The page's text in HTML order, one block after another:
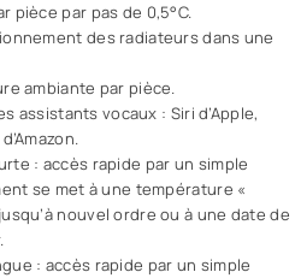
pièce par pas de 0,5°C.
des radiateurs dans une
ambiante par pièce.
assistants vocaux : Siri d’Apple,
: accès rapide par un simple
se met à une température «
nouvel ordre ou à une date de
: accès rapide par un simple